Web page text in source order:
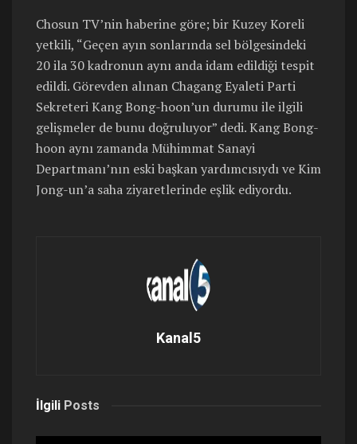
Chosun TV’nin haberine göre; bir Kuzey Koreli
yetkili, “Geçen ayın sonlarında sel bölgesindeki
20 ila 30 kadronun aynı anda idam edildiği tespit
edildi. Görevden alınan Chagang Eyaleti Parti
Sekreteri Kang Bong-hoon’un durumu ile ilgili
gelişmeler de bunu doğruluyor” dedi. Kang Bong-
hoon aynı zamanda Mühimmat Sanayi
Departmanı’nın eski başkan yardımcısıydı ve Kim
Jong-un’a saha ziyaretlerinde eşlik ediyordu.
Kanal5
İlgili Posts